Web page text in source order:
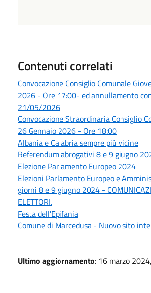
Contenuti correlati
Convocazione Consiglio Comunale
2026 - Ore 17:00- ed annullamento
21/05/2026
Convocazione Straordinaria Consiglio
26 Gennaio 2026 - Ore 18:00
Albania e Calabria sempre più vicine
Referendum abrogativi 8 e 9 giugno
Elezione Parlamento Europeo 2024
Elezioni Parlamento Europeo e
giorni 8 e 9 giugno 2024 -
ELETTORI.
Festa dell'Epifania
Comune di Marcedusa - Nuovo sito
Ultimo aggiornamento: 16 marzo